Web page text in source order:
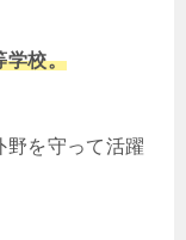
学校。
野を守って活躍